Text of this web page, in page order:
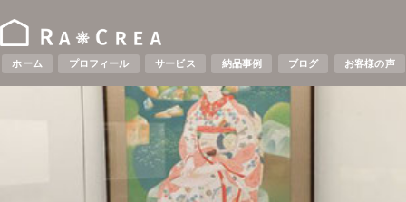
ホーム プロフィール サービス 納品事例 ブログ お客様の声